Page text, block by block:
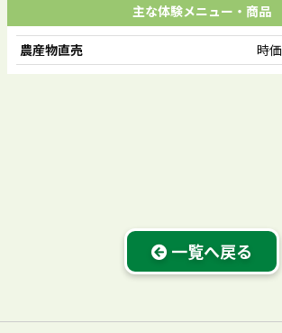
主な体験メニュー・商品
農産物直売 時価
一覧へ戻る